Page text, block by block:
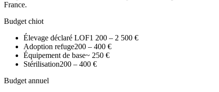
France.
Budget chiot
Élevage déclaré LOF1 200 – 2 500 €
Adoption refuge200 – 400 €
Équipement de base~ 250 €
Stérilisation200 – 400 €
Budget annuel